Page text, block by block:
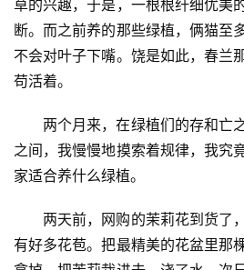
草的兴趣，于是，一根根纤细优美
断。而之前养的那些绿植，俩猫至
不会对叶子下嘴。饶是如此，春兰
苟活着。
两个月来，在绿植们的存和亡
之间，我慢慢地摸索着规律，我究
家适合养什么绿植。
两天前，网购的茉莉花到货了
有好多花苞。把最精美的花盆里那